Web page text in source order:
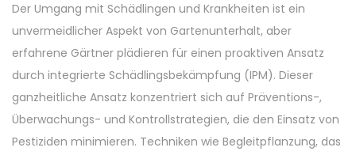
Der Umgang mit Schädlingen und Krankheiten ist ein
unvermeidlicher Aspekt von Gartenunterhalt, aber
erfahrene Gärtner plädieren für einen proaktiven Ansatz
durch integrierte Schädlingsbekämpfung (IPM). Dieser
ganzheitliche Ansatz konzentriert sich auf Präventions-,
Überwachungs- und Kontrollstrategien, die den Einsatz von
Pestiziden minimieren. Techniken wie Begleitpflanzung, das